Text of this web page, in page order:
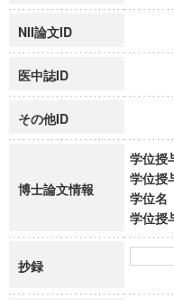
NII論文ID
医中誌ID
その他ID
博士論文情報
学位授
学位授
学位名
学位授
抄録